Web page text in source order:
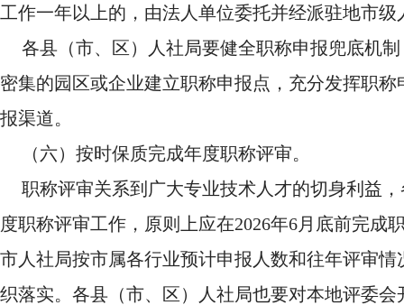
工作一年以上的，由法人单位委托并经派驻地市
各县（市、区）人社局要健全职称申报兜底机
密集的园区或企业建立职称申报点，充分发挥职
报渠道。
（六）按时保质完成年度职称评审。
职称评审关系到广大专业技术人才的切身利益
度职称评审工作，原则上应在2026年6月底前完
市人社局按市属各行业预计申报人数和往年评审
织落实。各县（市、区）人社局也要对本地评委